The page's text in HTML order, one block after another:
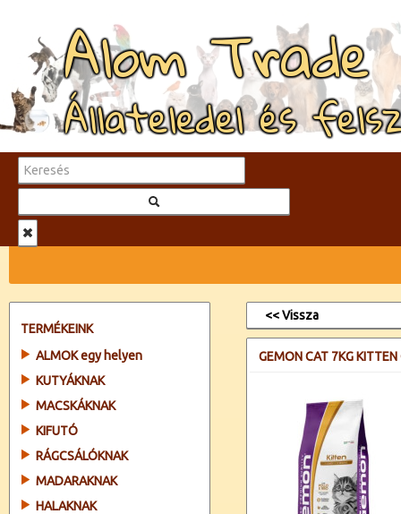
Alom Trade
Állateledel és
TERMÉKEINK
ALMOK egy helyen
KUTYÁKNAK
MACSKÁKNAK
KIFUTÓ
RÁGCSÁLÓKNAK
MADARAKNAK
HALAKNAK
<< Vissza
GEMON CAT 7KG KITTEN